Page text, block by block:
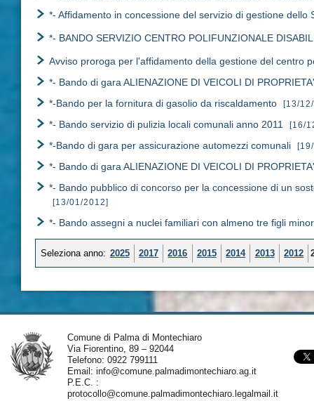
*- Affidamento in concessione del servizio di gestione dello
*- BANDO SERVIZIO CENTRO POLIFUNZIONALE
Avviso proroga per l'affidamento della gestione del centro
*- Bando di gara ALIENAZIONE DI VEICOLI DI
*-Bando per la fornitura di gasolio da riscaldamento
[13/
*- Bando servizio di pulizia locali comunali anno 2011 [16/
*-Bando di gara per assicurazione automezzi comunali
*- Bando di gara ALIENAZIONE DI VEICOLI DI
*- Bando pubblico di concorso per la concessione di un
[13/01/2012]
*- Bando assegni a nuclei familiari con almeno tre figli
Seleziona anno: 2025 2017 2016 2015 2014 2013 2012
Comune di Palma di Montechiaro
Via Fiorentino, 89 – 92044
Telefono: 0922 799111
Email: info@comune.palmadimontechiaro.ag.it
P.E.C. :
protocollo@comune.palmadimontechiaro.legalmail.it